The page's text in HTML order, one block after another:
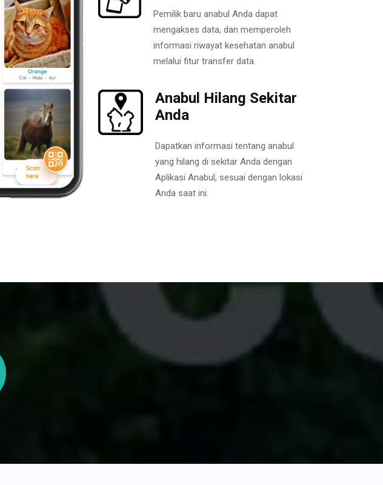
Pemilik baru anabul Anda dapat
mengakses data, dan memperoleh
informasi riwayat kesehatan anabul
melalui fitur transfer data.
Anabul Hilang Sekitar
Anda
Dapatkan informasi tentang anabul
yang hilang di sekitar Anda dengan
Aplikasi Anabul, sesuai dengan lokasi
Anda saat ini.